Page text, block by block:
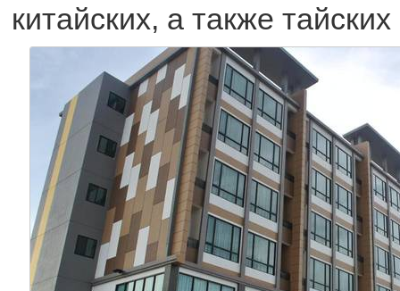
китайских, а также